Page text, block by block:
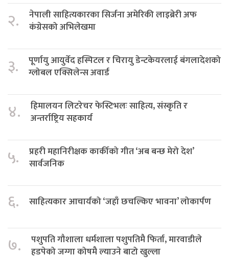
२.
नेपाली साहित्यकारका सिर्जना अमेरिकी लाइब्रेरी अफ
कंग्रेसको अभिलेखमा
३.
पूर्णायु आयुर्वेद हस्पिटल र चिरायु डेन्टकेयरलाई बंगलादेशको
ग्लोबल एक्सिलेन्स अवार्ड
४.
हिमालयन लिटरेचर फेस्टिभलः साहित्य, संस्कृति र
अन्तर्राष्ट्रिय सहकार्य
५.
प्रहरी महानिरीक्षक कार्कीको गीत ‘अब बन्छ मेरो देश’
सार्वजनिक
६. साहित्यकार आचार्यको ‘जहाँ छचल्किए भावना’ लोकार्पण
७.
पशुपति गौशाला धर्मशाला पशुपतिमै फिर्ता, मारवाडीले
हडपेको जग्गा कोषमै ल्याउने बाटो खुल्ला